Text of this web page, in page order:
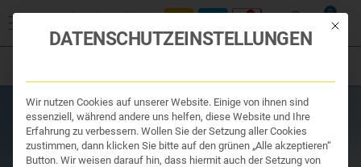
0
Organe & Organ Uhr
Traditionelle Medizin
Nahrungsergänzung
Kosmetik und Hygiene
Ihr Apotheker
TCM Kosmetik/Pflege/ MASTER LIN EYE CREAM
GOLD & GOJI 15 ml
Mit
DATENSCHUTZEINSTELLUNGEN
Wir nutzen Cookies auf unserer Website. Einige von ihnen sind
essenziell, während andere uns helfen, diese Website und Ihre
Erfahrung zu verbessern. Wollen Sie der Setzung aller Cookies
zustimmen, dann klicken Sie bitte auf den grünen „Alle akzeptieren“
Button. Wir weisen darauf hin, dass hiermit auch der Setzung von